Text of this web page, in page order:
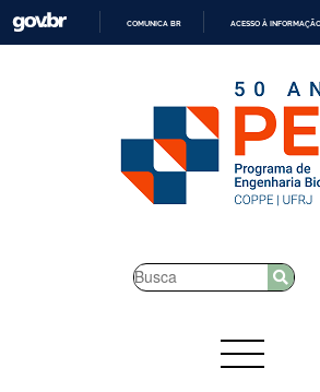
O
CONTEÚDO
COMUNICA BR ACESSO À INFORMAÇÃO